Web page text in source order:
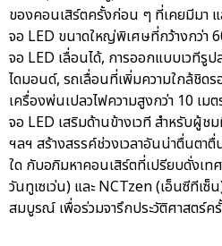
ของคอนเสิร์ตครั้งก่อน ๆ ที่เคยมีมา
จอ LED ขนาดใหญ่พิเศษที่กว้างกว่า
จอ LED เลื่อนได้, การออกแบบเวทีรู
ไดมอนด์, รถเลื่อนที่เพิ่มความใกล้ชิดร
เครื่องพ่นเปลวไฟความสูงกว่า 10 เม
จอ LED เสริมด้านข้างเวที สำหรับผู้
ฯลฯ สร้างสรรค์ช่วงเวลาอันน่าตื่นตา
ใด กับอภิมหาคอนเสิร์ตที่เปรียบดั่งเ
วันทูเซเว่น) และ NCTzen (เอ็นซีทีเซ็
สมบูรณ์ เพื่อร่วมจารึกประวัติศาสตร์